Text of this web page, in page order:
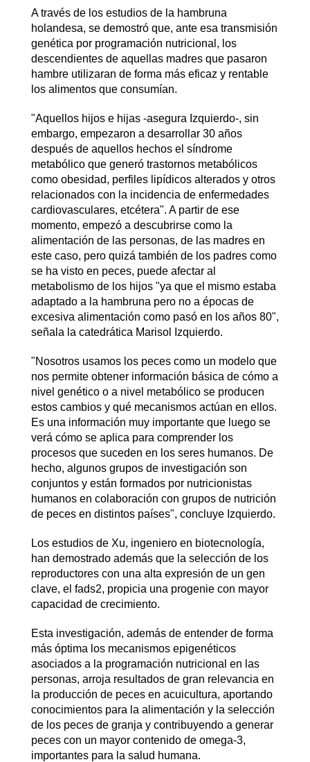
A través de los estudios de la hambruna
holandesa, se demostró que, ante esa transmisión
genética por programación nutricional, los
descendientes de aquellas madres que pasaron
hambre utilizaran de forma más eficaz y rentable
los alimentos que consumían.
"Aquellos hijos e hijas -asegura Izquierdo-, sin
embargo, empezaron a desarrollar 30 años
después de aquellos hechos el síndrome
metabólico que generó trastornos metabólicos
como obesidad, perfiles lipídicos alterados y otros
relacionados con la incidencia de enfermedades
cardiovasculares, etcétera". A partir de ese
momento, empezó a descubrirse como la
alimentación de las personas, de las madres en
este caso, pero quizá también de los padres como
se ha visto en peces, puede afectar al
metabolismo de los hijos "ya que el mismo estaba
adaptado a la hambruna pero no a épocas de
excesiva alimentación como pasó en los años 80",
señala la catedrática Marisol Izquierdo.
"Nosotros usamos los peces como un modelo que
nos permite obtener información básica de cómo a
nivel genético o a nivel metabólico se producen
estos cambios y qué mecanismos actúan en ellos.
Es una información muy importante que luego se
verá cómo se aplica para comprender los
procesos que suceden en los seres humanos. De
hecho, algunos grupos de investigación son
conjuntos y están formados por nutricionistas
humanos en colaboración con grupos de nutrición
de peces en distintos países", concluye Izquierdo.
Los estudios de Xu, ingeniero en biotecnología,
han demostrado además que la selección de los
reproductores con una alta expresión de un gen
clave, el fads2, propicia una progenie con mayor
capacidad de crecimiento.
Esta investigación, además de entender de forma
más óptima los mecanismos epigenéticos
asociados a la programación nutricional en las
personas, arroja resultados de gran relevancia en
la producción de peces en acuicultura, aportando
conocimientos para la alimentación y la selección
de los peces de granja y contribuyendo a generar
peces con un mayor contenido de omega-3,
importantes para la salud humana.